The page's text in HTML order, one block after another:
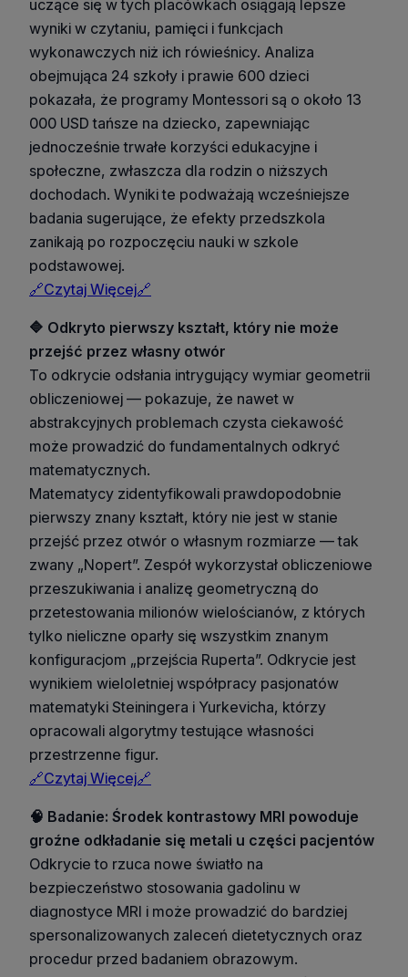
uczące się w tych placówkach osiągają lepsze
wyniki w czytaniu, pamięci i funkcjach
wykonawczych niż ich rówieśnicy. Analiza
obejmująca 24 szkoły i prawie 600 dzieci
pokazała, że programy Montessori są o około 13
000 USD tańsze na dziecko, zapewniając
jednocześnie trwałe korzyści edukacyjne i
społeczne, zwłaszcza dla rodzin o niższych
dochodach. Wyniki te podważają wcześniejsze
badania sugerujące, że efekty przedszkola
zanikają po rozpoczęciu nauki w szkole
podstawowej.
🔗Czytaj Więcej🔗
🔷 Odkryto pierwszy kształt, który nie może
przejść przez własny otwór
To odkrycie odsłania intrygujący wymiar geometrii
obliczeniowej — pokazuje, że nawet w
abstrakcyjnych problemach czysta ciekawość
może prowadzić do fundamentalnych odkryć
matematycznych.
Matematycy zidentyfikowali prawdopodobnie
pierwszy znany kształt, który nie jest w stanie
przejść przez otwór o własnym rozmiarze — tak
zwany „Nopert”. Zespół wykorzystał obliczeniowe
przeszukiwania i analizę geometryczną do
przetestowania milionów wielościanów, z których
tylko nieliczne oparły się wszystkim znanym
konfiguracjom „przejścia Ruperta”. Odkrycie jest
wynikiem wieloletniej współpracy pasjonatów
matematyki Steiningera i Yurkevicha, którzy
opracowali algorytmy testujące własności
przestrzenne figur.
🔗Czytaj Więcej🔗
🧠 Badanie: Środek kontrastowy MRI powoduje
groźne odkładanie się metali u części pacjentów
Odkrycie to rzuca nowe światło na
bezpieczeństwo stosowania gadolinu w
diagnostyce MRI i może prowadzić do bardziej
spersonalizowanych zaleceń dietetycznych oraz
procedur przed badaniem obrazowym.